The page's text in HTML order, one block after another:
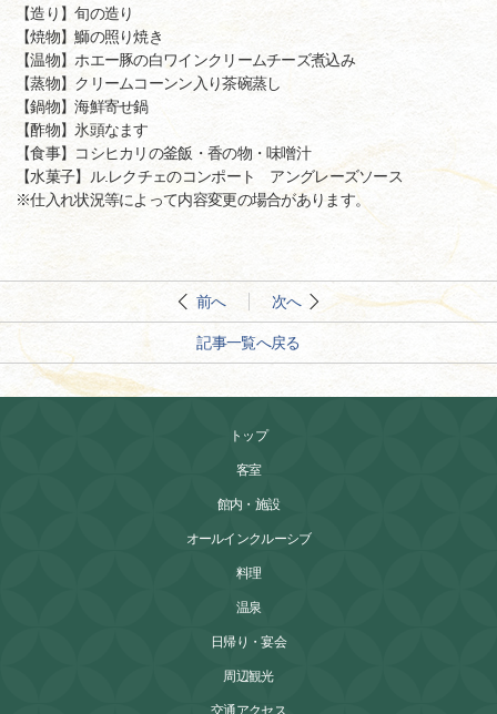
【造り】旬の造り
【焼物】鰤の照り焼き
【温物】ホエー豚の白ワインクリームチーズ煮込み
【蒸物】クリームコーンン入り茶碗蒸し
【鍋物】海鮮寄せ鍋
【酢物】氷頭なます
【食事】コシヒカリの釜飯・香の物・味噌汁
【水菓子】ル.レクチェのコンポート アングレーズソース
※仕入れ状況等によって内容変更の場合があります。
前へ 次へ
記事一覧へ戻る
トップ
客室
館内・施設
オールインクルーシブ
料理
温泉
日帰り・宴会
周辺観光
交通アクセス